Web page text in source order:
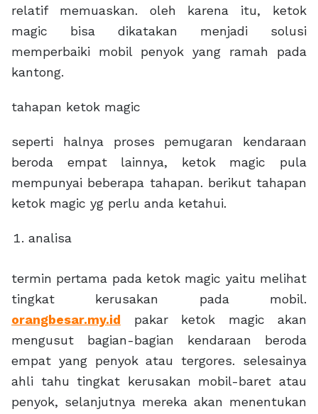
relatif memuaskan. oleh karena itu, ketok
magic bisa dikatakan menjadi solusi
memperbaiki mobil penyok yang ramah pada
kantong.
tahapan ketok magic
seperti halnya proses pemugaran kendaraan
beroda empat lainnya, ketok magic pula
mempunyai beberapa tahapan. berikut tahapan
ketok magic yg perlu anda ketahui.
analisa
termin pertama pada ketok magic yaitu melihat
tingkat kerusakan pada mobil.
orangbesar.my.id pakar ketok magic akan
mengusut bagian-bagian kendaraan beroda
empat yang penyok atau tergores. selesainya
ahli tahu tingkat kerusakan mobil-baret atau
penyok, selanjutnya mereka akan menentukan